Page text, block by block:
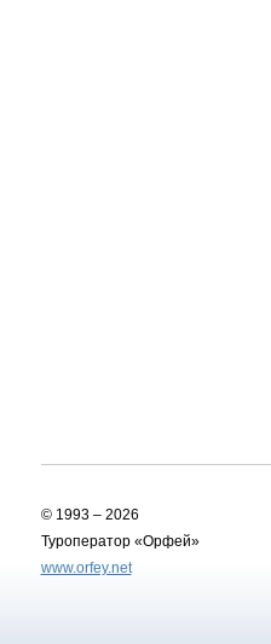
© 1993 – 2026
Туроператор «Орфей»
www.orfey.net